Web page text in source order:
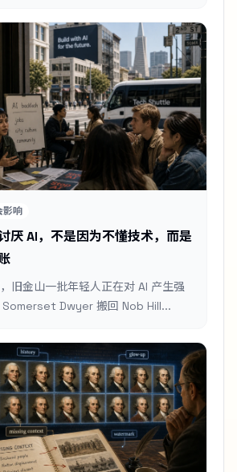
影响
厌 AI，不是因为不懂技术，而是
旧金山一批年轻人正在对 AI 产生强
Somerset Dwyer 搬回 Nob Hill...